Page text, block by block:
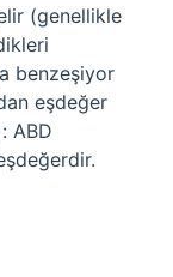
(genellikle
benzeşiyor
eşdeğer
ABD